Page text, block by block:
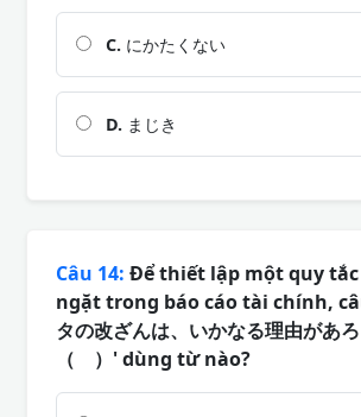
C. にかたくない
D. まじき
Câu 14: Để thiết lập một quy
ngặt trong báo cáo tài chính,
タの改ざんは、いかなる理由があ
（ ）' dùng từ nào?